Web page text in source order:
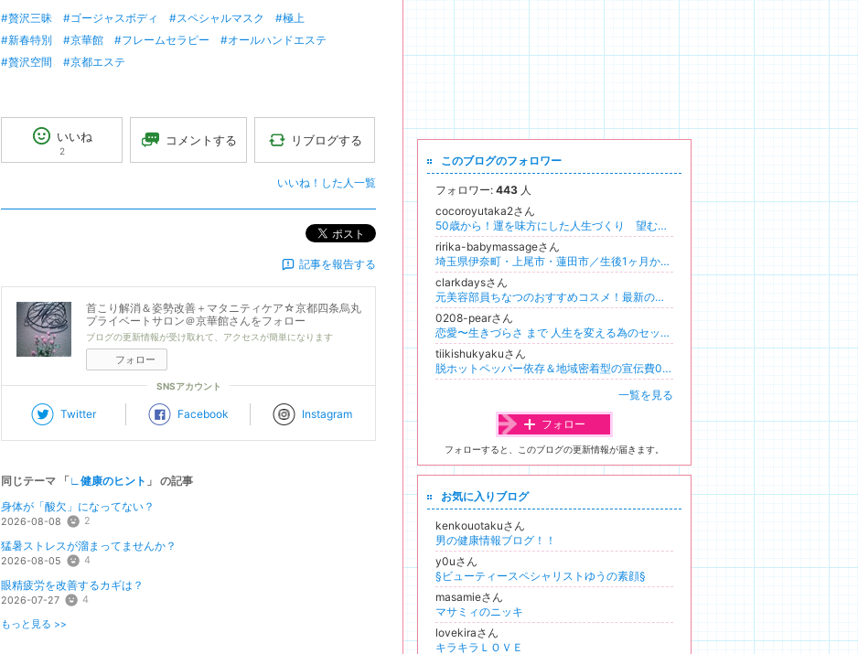
#贅沢三昧 #ゴージャスボディ #スペシャルマスク
#極上
#新春特別
#京華館 #フレームセラピー
#オールハンドエステ
#贅沢空間
#京都エステ
いいね
2
コメントする リブログする
いいね！した人一覧
ポスト
記事を報告する
首こり解消＆姿勢改善＋マタニティケア☆京都四条烏丸
プライベートサロン＠京華館さんをフォロー
ブログの更新情報が受け取れて、アクセスが簡単になります
フォロー
SNSアカウント
Twitter Facebook Instagram
同じテーマ 「∟健康のヒント 」 の記事
身体が「酸欠」になってない？
2026-08-08 2
猛暑ストレスが溜まってませんか？
2026-08-05 4
眼精疲労を改善するカギは？
2026-07-27 4
もっと見る >>
このブログのフォロワー
フォロワー: 443 人
cocoroyutaka2さん
50歳から！運を味方にした人生づくり 望む未来を先取りして理想を叶えていく
ririka-babymassageさん
埼玉県伊奈町・上尾市・蓮田市／生後1ヶ月からのベビーマッサージ教室／発達・子育てサポート／木村りりか
clarkdaysさん
元美容部員ちなつのおすすめコスメ！最新の美容情報を大公開
0208-pearさん
恋愛〜生きづらさ まで 人生を変える為のセッション アダルトチルドレンからの回復にも対応します
tiikishukyakuさん
脱ホットペッパー依存＆地域密着型の宣伝費0円サロン集客！【三重県発】個人サロン専門コンサルタントのブログ集客講座
一覧を見る
フォロー
フォローすると、このブログの更新情報が届きます。
お気に入りブログ
kenkouotakuさん
男の健康情報ブログ！！
y0uさん
§ビューティースペシャリストゆうの素顔§
masamieさん
マサミィのニッキ
lovekiraさん
キラキラＬＯＶＥ